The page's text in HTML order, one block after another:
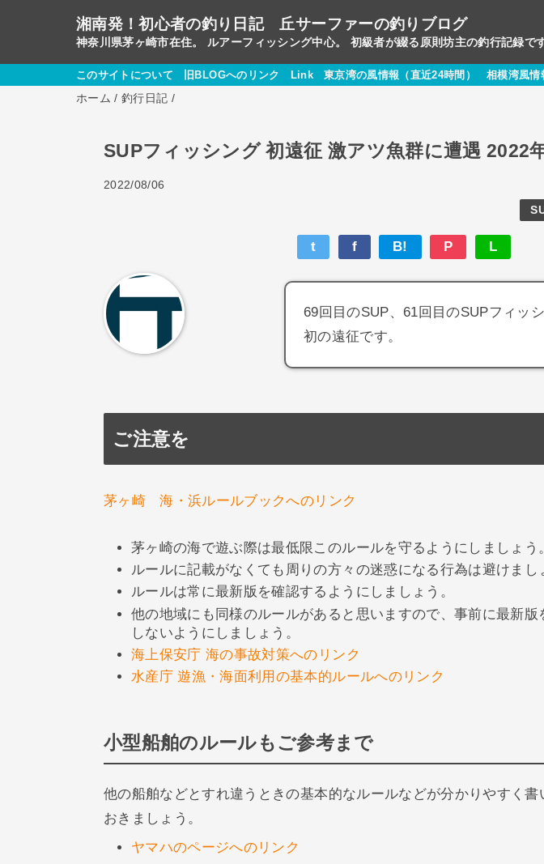
湘南発！初心者の釣り日記 丘サーファーの釣りブログ
神奈川県茅ヶ崎市在住。 ルアーフィッシング中心。 初級者が綴る原則坊主の釣行記録で
このサイトについて 旧BLOGへのリンク Link 東京湾の風情報（直近24時間） 相模湾風情
ホーム /釣行日記 /
SUPフィッシング 初遠征 激アツ魚群に遭遇 2022
2022/08/06
t f B! P L
69回目のSUP、61回目のSUPフィッ
初の遠征です。
ご注意を
茅ヶ崎 海・浜ルールブックへのリンク
茅ヶ崎の海で遊ぶ際は最低限このルールを守るようにしましょう。
ルールに記載がなくても周りの方々の迷惑になる行為は避けまし
ルールは常に最新版を確認するようにしましょう。
他の地域にも同様のルールがあると思いますので、事前に最新
しないようにしましょう。
海上保安庁 海の事故対策へのリンク
水産庁 遊漁・海面利用の基本的ルールへのリンク
小型船舶のルールもご参考まで
他の船舶などとすれ違うときの基本的なルールなどが分かりやすく書
おきましょう。
ヤマハのページへのリンク